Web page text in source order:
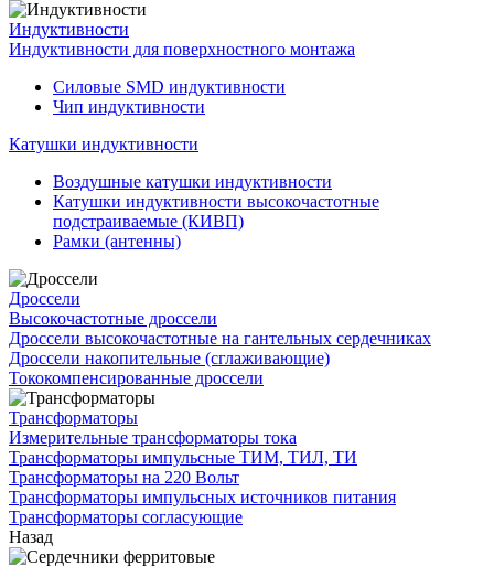
Индуктивности
Индуктивности для поверхностного монтажа
Силовые SMD индуктивности
Чип индуктивности
Катушки индуктивности
Воздушные катушки индуктивности
Катушки индуктивности высокочастотные
подстраиваемые (КИВП)
Рамки (антенны)
Дроссели
Высокочастотные дроссели
Дроссели высокочастотные на гантельных сердечниках
Дроссели накопительные (сглаживающие)
Тококомпенсированные дроссели
Трансформаторы
Измерительные трансформаторы тока
Трансформаторы импульсные ТИМ, ТИЛ, ТИ
Трансформаторы на 220 Вольт
Трансформаторы импульсных источников питания
Трансформаторы согласующие
Назад